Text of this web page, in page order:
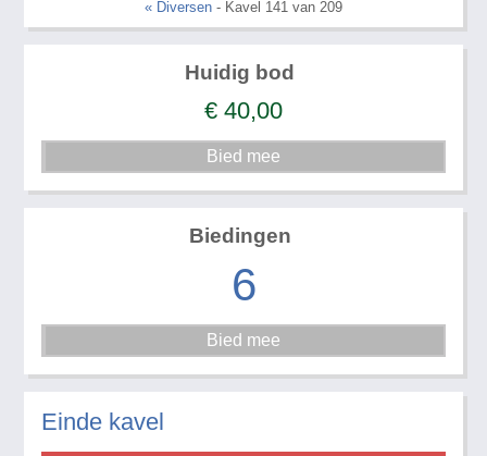
« Diversen - Kavel 141 van 209
Huidig bod
€ 40,00
Biedingen
6
Einde kavel